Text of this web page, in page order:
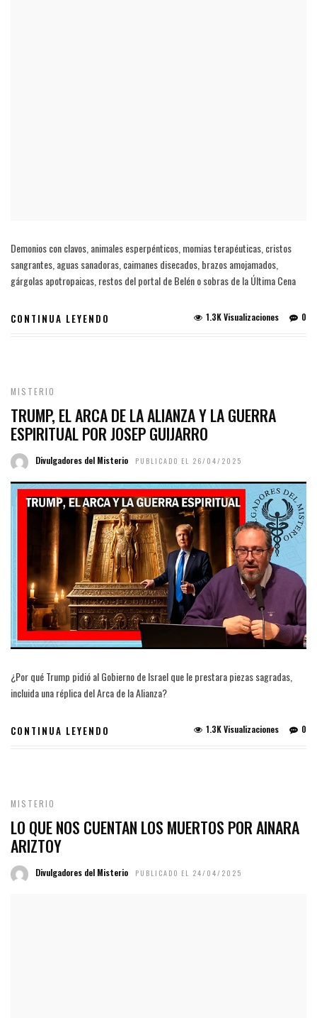
Demonios con clavos, animales esperpénticos, momias terapéuticas, cristos
sangrantes, aguas sanadoras, caimanes disecados, brazos amojamados,
gárgolas apotropaicas, restos del portal de Belén o sobras de la Última Cena
CONTINUA LEYENDO 0
1.3K Visualizaciones
MISTERIO
TRUMP, EL ARCA DE LA ALIANZA Y LA GUERRA
ESPIRITUAL POR JOSEP GUIJARRO
Divulgadores del Misterio PUBLICADO EL 26/04/2025
¿Por qué Trump pidió al Gobierno de Israel que le prestara piezas sagradas,
incluida una réplica del Arca de la Alianza?
CONTINUA LEYENDO 0
1.3K Visualizaciones
MISTERIO
LO QUE NOS CUENTAN LOS MUERTOS POR AINARA
ARIZTOY
Divulgadores del Misterio PUBLICADO EL 24/04/2025